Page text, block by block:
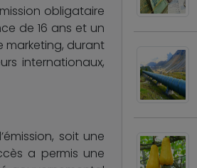
obligataire
de 16 ans et un
marketing, durant
internationaux,
soit une
a permis une